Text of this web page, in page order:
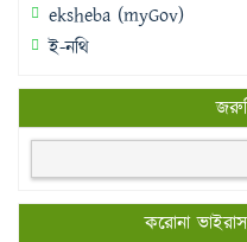
eksheba (myGov)
ই-নথি
করোনা